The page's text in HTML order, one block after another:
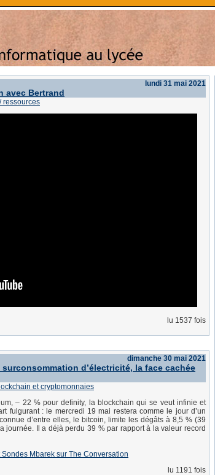
lundi 31 mai 2021
avec Bertrand
ressources
lu 1537 fois
dimanche 30 mai 2021
d’électricité, la face cachée
et cryptomonnaies
– 22 % pour definity, la blockchain qui se veut infinie et
fulgurant : le mercredi 19 mai restera comme le jour d’un
d’entre elles, le bitcoin, limite les dégâts à 8,5 % (39
journée. Il a déjà perdu 39 % par rapport à la valeur record
Mbarek sur The Conversation
lu 1191 fois